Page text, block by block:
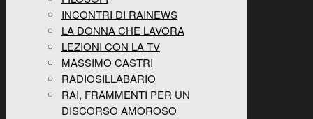
INCONTRI DI RAINEWS
LA DONNA CHE LAVORA
LEZIONI CON LA TV
MASSIMO CASTRI
RADIOSILLABARIO
RAI, FRAMMENTI PER UN
DISCORSO AMOROSO